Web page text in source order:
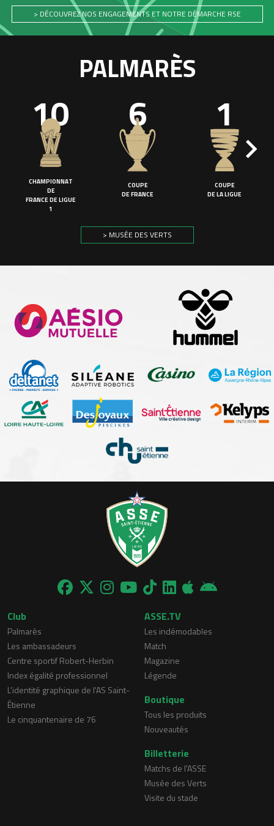
> DÉCOUVREZ NOS ENGAGEMENTS ET NOTRE DÉMARCHE RSE
PALMARÈS
10
CHAMPIONNAT
DE
FRANCE DE LIGUE
1
6
COUPE
DE FRANCE
1
COUPE
DE LA LIGUE
> MUSÉE DES VERTS
Club
Palmarès
Les ambassadeurs
Centre sportif Robert-Herbin
Index égalité professionnel
L'identité graphique de l'AS Saint-
Étienne
Le cinquantenaire de 76
ASSE.TV
Les indémodables
Match
Magazine
Légende
Boutique
Tous les produits
Nouveautés
Billetterie
Matchs de l'ASSE
Musée des Verts
Visite du stade